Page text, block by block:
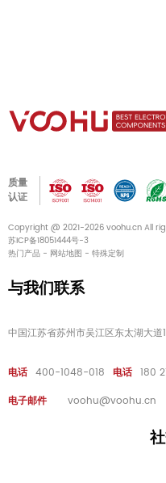
质量
认证
Copyright @ 2021-2026 voohu.cn All
苏ICP备18051444号-3
热门产品 - 网站地图 - 特殊定制
与我们联系
中国江苏省苏州市吴江区东太湖大
电话 400-1048-018 电话 180
电子邮件
voohu@voohu.cn